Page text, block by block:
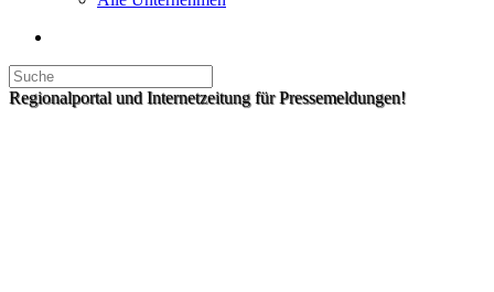
Regionalportal und Internetzeitung für Pressemeldungen!